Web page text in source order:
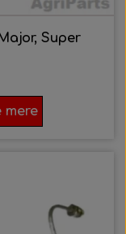
Super
mere